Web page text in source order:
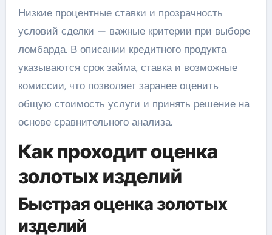
Низкие процентные ставки и прозрачность
условий сделки — важные критерии при выборе
ломбарда. В описании кредитного продукта
указываются срок займа, ставка и возможные
комиссии, что позволяет заранее оценить
общую стоимость услуги и принять решение на
основе сравнительного анализа.
Как проходит оценка
золотых изделий
Быстрая оценка золотых
изделий